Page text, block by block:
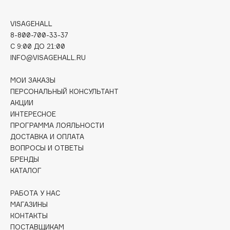
Dessange
Dior
Divage
Dolce & Gabbana
Dolomit
Dorco
DP Daily Perfection
Dr. Vranjes Firenze
Dr.Althea
Dr.Ceuracle
Dr.Jart+
Dyson
VISAGEHALL
8-800-700-33-37
C 9:00 ДО 21:00
INFO@VISAGEHALL.RU
МОИ ЗАКАЗЫ
ПЕРСОНАЛЬНЫЙ КОНСУЛЬТАНТ
АКЦИИ
ИНТЕРЕСНОЕ
ПРОГРАММА ЛОЯЛЬНОСТИ
ДОСТАВКА И ОПЛАТА
ВОПРОСЫ И ОТВЕТЫ
БРЕНДЫ
КАТАЛОГ
РАБОТА У НАС
МАГАЗИНЫ
КОНТАКТЫ
ПОСТАВЩИКАМ